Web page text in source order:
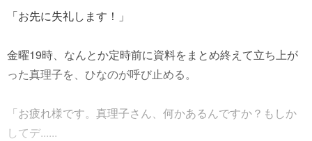
「お先に失礼します！」
金曜19時、なんとか定時前に資料をまとめ終えて立ち上が
った真理子を、ひなのが呼び止める。
「お疲れ様です。真理子さん、何かあるんですか？もしか
してデ......